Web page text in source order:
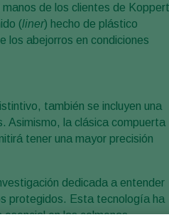
de los clientes de
(liner) hecho de plástico
los abejorros en condiciones
también se incluyen una
Asimismo, la clásica compuerta
tener una mayor precisión
dedicada a entender
protegidos. Esta tecnología ha
en las colmenas